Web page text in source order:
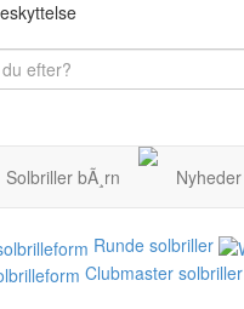
Solbriller bÃ¸rn Nyheder
Runde solbriller
Clubmaster solbriller